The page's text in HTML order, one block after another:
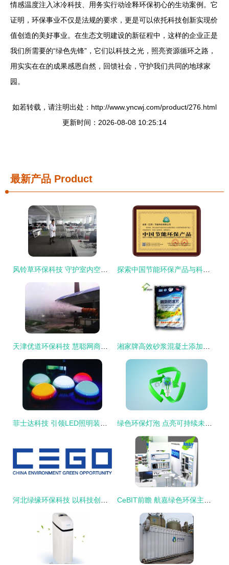
情感温度注入冰冷科技、用务实行动诠释环保初心的生动案例。它
证明，环保事业不仅是法规的要求，更是可以依托科技创新实现价
值创造的美好事业。在生态文明建设的新征程中，这样的企业正是
我们所需要的“绿色先锋”，它们以科技之光，照亮资源循环之路，
用实实在在的成果感恩自然，回馈社会，守护我们共同的地球家
园。
如若转载，请注明出处：http://www.yncwj.com/product/276.html
更新时间：2026-08-08 10:25:14
最新产品 Product